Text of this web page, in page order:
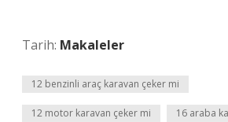
Tarih: Makaleler
12 benzinli araç karavan çeker mi
12 motor karavan çeker mi 16 araba